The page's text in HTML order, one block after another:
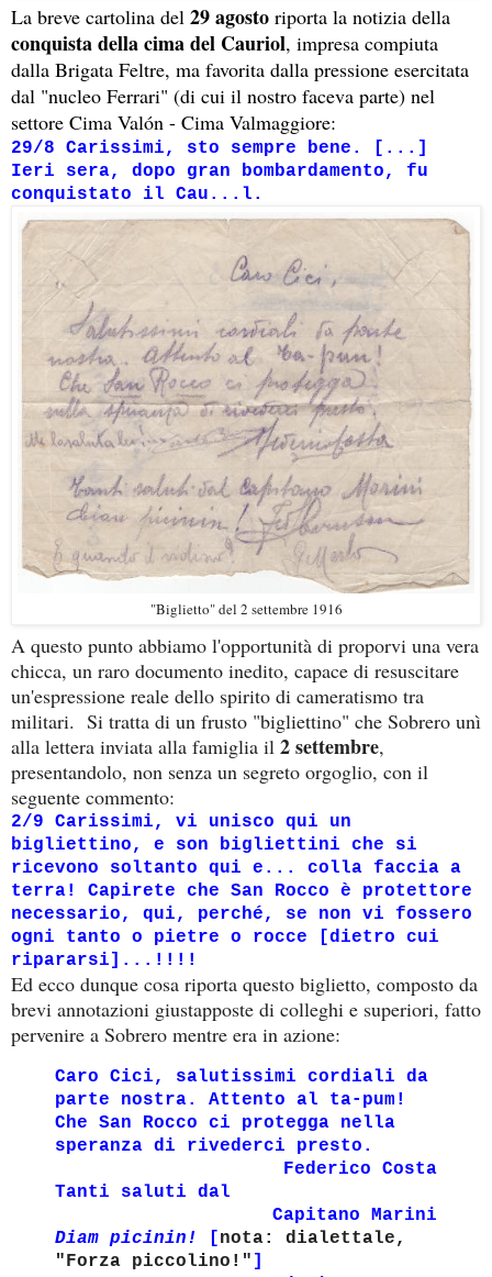
La breve cartolina del 29 agosto riporta la notizia della
conquista della cima del Cauriol, impresa compiuta
dalla Brigata Feltre, ma favorita dalla pressione esercitata
dal "nucleo Ferrari" (di cui il nostro faceva parte) nel
settore Cima Valón - Cima Valmaggiore:
29/8 Carissimi, sto sempre bene. [...]
Ieri sera, dopo gran bombardamento, fu
conquistato il Cau...l.
"Biglietto" del 2 settembre 1916
A questo punto abbiamo l'opportunità di proporvi una vera
chicca, un raro documento inedito, capace di resuscitare
un'espressione reale dello spirito di cameratismo tra
militari. Si tratta di un frusto "bigliettino" che Sobrero unì
alla lettera inviata alla famiglia il 2 settembre,
presentandolo, non senza un segreto orgoglio, con il
seguente commento:
2/9 Carissimi, vi unisco qui un
bigliettino, e son bigliettini che si
ricevono soltanto qui e... colla faccia a
terra! Capirete che San Rocco è protettore
necessario, qui, perché, se non vi fossero
ogni tanto o pietre o rocce [dietro cui
ripararsi]...!!!!
Ed ecco dunque cosa riporta questo biglietto, composto da
brevi annotazioni giustapposte di colleghi e superiori, fatto
pervenire a Sobrero mentre era in azione:
Caro Cici, salutissimi cordiali da
parte nostra. Attento al ta-pum!
Che San Rocco ci protegga nella
speranza di rivederci presto.
Federico Costa
Tanti saluti dal
Capitano Marini
Diam picinin!
[nota: dialettale,
"Forza piccolino!" ]